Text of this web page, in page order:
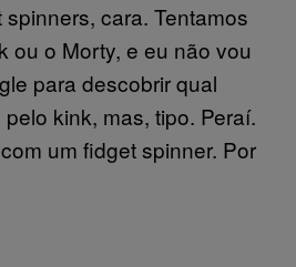
cara. Tentamos
ou o Morty, e eu não vou
para descobrir qual
kink, mas, tipo. Peraí.
um fidget spinner. Por